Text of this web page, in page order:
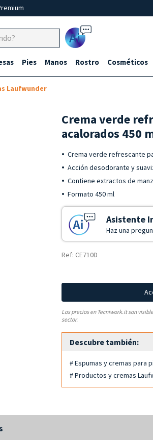
Ai
Pies Manos Rostro Cosméticos
Laufwunder
Crema verde
acalorados 450
Crema verde refrescante
Acción desodorante y
Contiene extractos de
Formato 450 ml
Asistente
Haz una
Ref: CE710D
Los precios en Tecniwork.it son
sector.
Descubre también:
# Espumas y cremas para
# Productos y cremas